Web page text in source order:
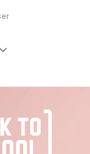
og lette
holdbart og alsidigt,
at børn er aktive og